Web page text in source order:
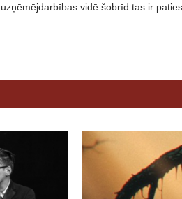
uzņēmējdarbības vidē šobrīd tas ir